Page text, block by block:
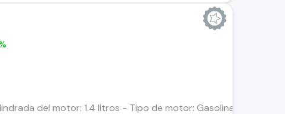
del motor: 1.4 litros - Tipo de motor: Gasolina, de 4